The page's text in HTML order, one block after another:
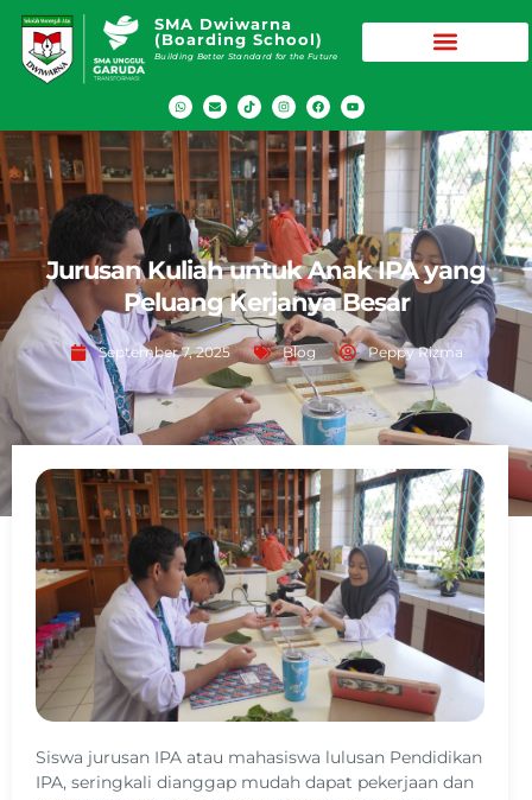
SMA Dwiwarna
(Boarding School)
Building Better Standard for the Future
Jurusan Kuliah untuk Anak IPA yang
Peluang Kerjanya Besar
September 7, 2025 Blog Peppy Rizma
Siswa jurusan IPA atau mahasiswa lulusan Pendidikan
IPA, seringkali dianggap mudah dapat pekerjaan dan